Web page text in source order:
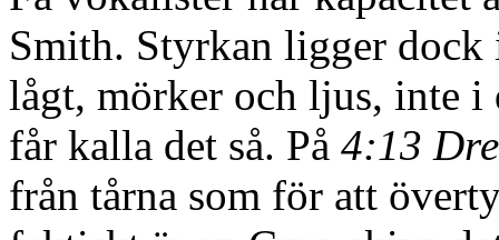
Smith. Styrkan ligger
lågt, mörker och ljus, inte i
får kalla det så. På 4:13
från tårna som för att